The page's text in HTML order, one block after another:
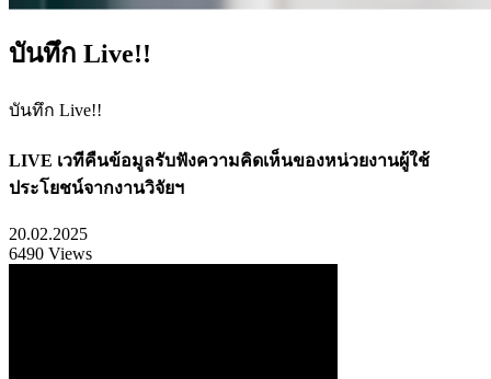
บันทึก Live!!
บันทึก Live!!
LIVE เวทีคืนข้อมูลรับฟังความคิดเห็นของหน่วยงานผู้ใช้
ประโยชน์จากงานวิจัยฯ
20.02.2025
6490 Views